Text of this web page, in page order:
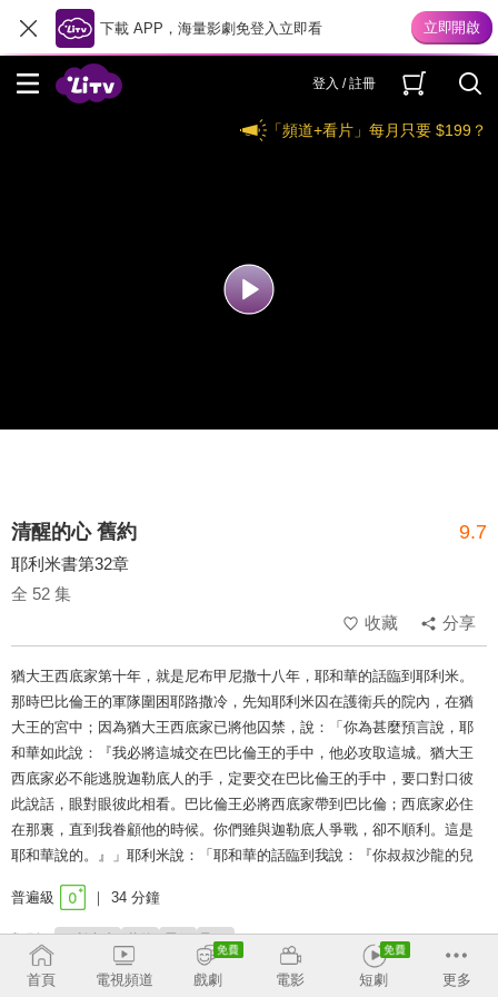
下載 APP，海量影劇免登入立即看
登入 / 註冊
「頻道+看片」每月只要 $199？
清醒的心 舊約 9.7
耶利米書第32章
全 52 集
收藏
分享
猶大王西底家第十年，就是尼布甲尼撒十八年，耶和華的話臨到耶利米。
那時巴比倫王的軍隊圍困耶路撒冷，先知耶利米囚在護衛兵的院內，在猶
大王的宮中；因為猶大王西底家已將他囚禁，說：「你為甚麼預言說，耶
和華如此說：『我必將這城交在巴比倫王的手中，他必攻取這城。猶大王
西底家必不能逃脫迦勒底人的手，定要交在巴比倫王的手中，要口對口彼
此說話，眼對眼彼此相看。巴比倫王必將西底家帶到巴比倫；西底家必住
在那裏，直到我眷顧他的時候。你們雖與迦勒底人爭戰，卻不順利。這是
耶和華說的。』」耶利米說：「耶和華的話臨到我說：『你叔叔沙龍的兒
普遍級 34 分鐘
類別： 耶利米書 舊約 靈修 聖經
講員： 徐坤靖
首頁 電視頻道 戲劇 電影 短劇 更多